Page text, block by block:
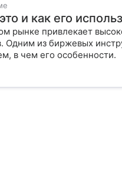
и как его
рынке привлекает
Одним из биржевых
в чем его особенности.